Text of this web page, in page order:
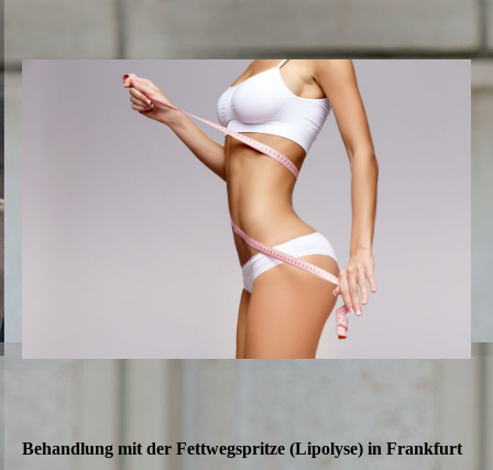
Behandlung mit der Fettweg­spritze (Lipolyse) in Frankfurt